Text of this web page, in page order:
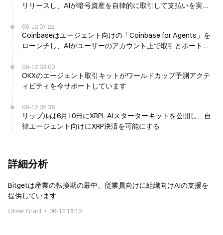
リリースし、AIが暗号資産を自律的に取引して支払いを実行
06-12 07:22
Coinbaseはエージェント向けの「Coinbase for Agents」を
ローンチし、AIがユーザーのアカウント上で取引とポートフ
06-12 03:00
OKXのエージェント取引キットがワールドカップ予測アクテ
ィビティを今サポートしています
06-12 02:36
リップルは6月10日にXRPL AIスターターキットを公開し、自
律エージェント向けにXRP決済を可能にする
詳細分析
Bitgetは産業の転換期の最中、従業員向けに組織向けAIの支援を
提供しています
Oliver Grant 06-12 15:13